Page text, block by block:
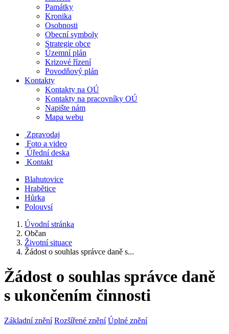
Památky
Kronika
Osobnosti
Obecní symboly
Strategie obce
Územní plán
Krizové řízení
Povodňový plán
Kontakty
Kontakty na OÚ
Kontakty na pracovníky OÚ
Napište nám
Mapa webu
Zpravodaj
Foto a video
Úřední deska
Kontakt
Blahutovice
Hrabětice
Hůrka
Polouvsí
Úvodní stránka
Občan
Životní situace
Žádost o souhlas správce daně s...
Žádost o souhlas správce daně
s ukončením činnosti
Základní znění Rozšířené znění Úplné znění